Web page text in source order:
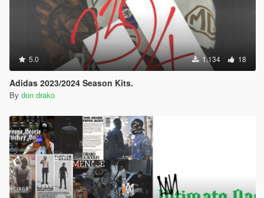
5.0 1.134 18
Adidas 2023/2024 Season Kits.
By don drako